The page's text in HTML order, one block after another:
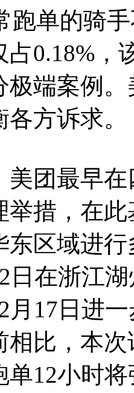
跑单的骑
占0.18%，
极端案例
方诉求。
最早在
举措，在
东区域进
日在浙江
月17日进
相比，本
单12小时